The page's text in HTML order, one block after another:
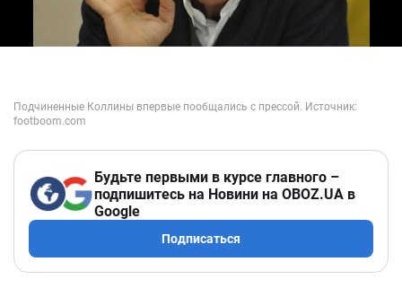
Будьте первыми в курсе главного –
подпишитесь на Новини на OBOZ.UA в
Google
Подписаться